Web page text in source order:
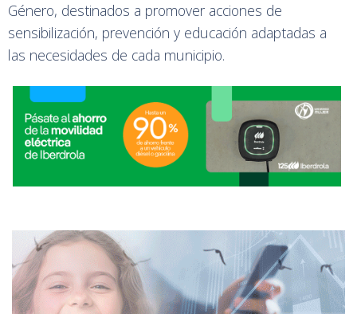
Género, destinados a promover acciones de
sensibilización, prevención y educación adaptadas a
las necesidades de cada municipio.